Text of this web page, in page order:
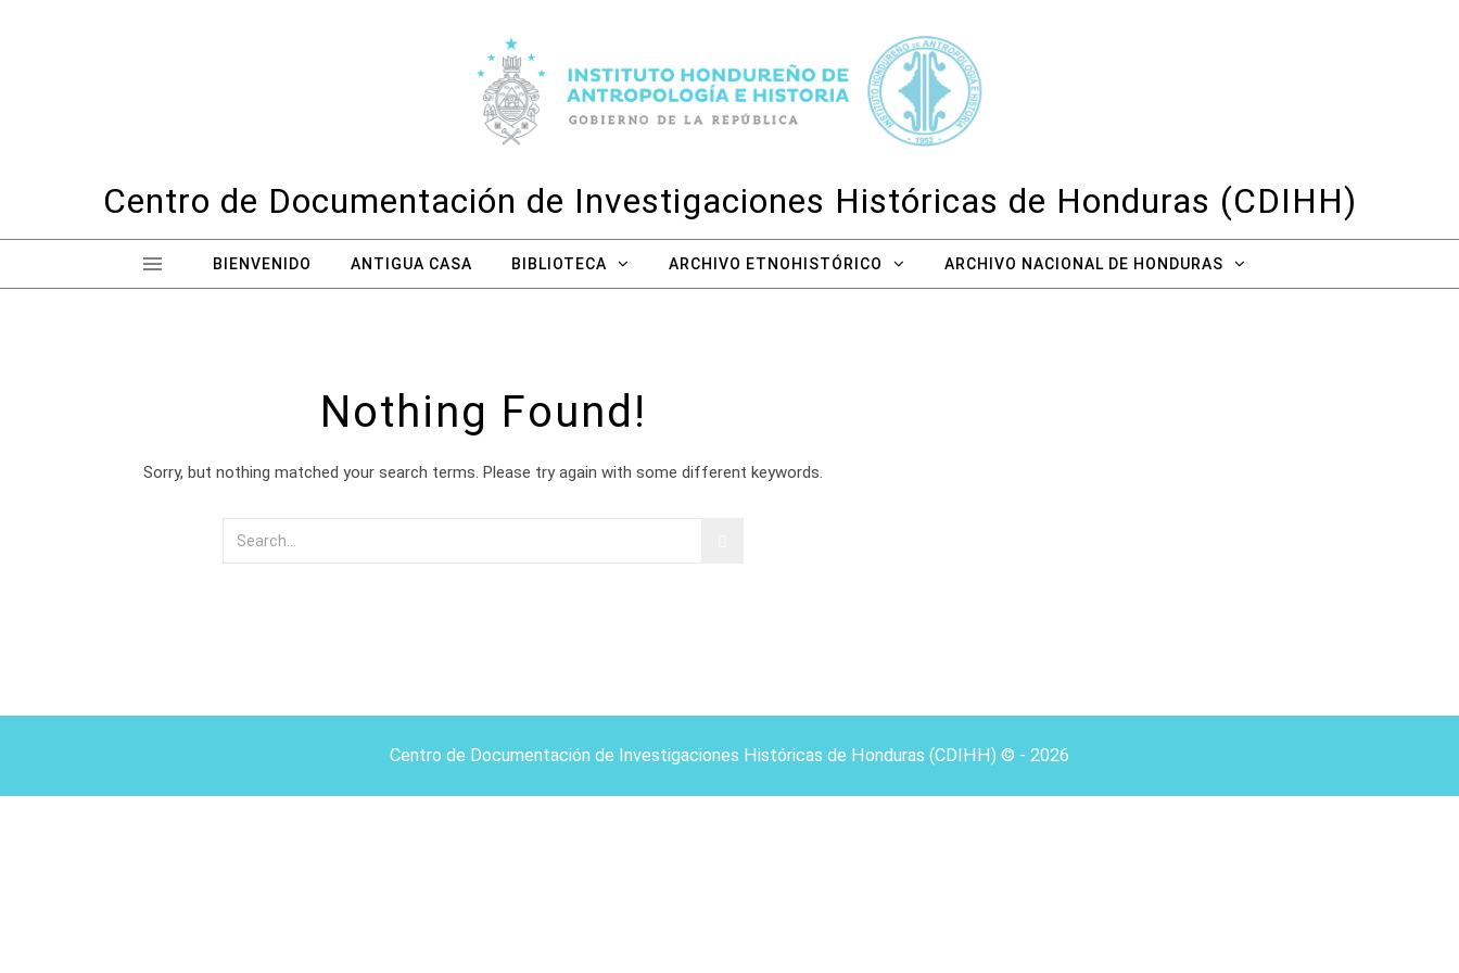
Centro de Documentación de Investigaciones Históricas de Honduras (CDIHH)
BIENVENIDO ANTIGUA CASA BIBLIOTECA ARCHIVO ETNOHISTÓRICO ARCHIVO NACIONAL DE HONDURAS
Nothing Found!
Sorry, but nothing matched your search terms. Please try again with some different keywords.
Centro de Documentación de Investigaciones Históricas de Honduras (CDIHH) © - 2026